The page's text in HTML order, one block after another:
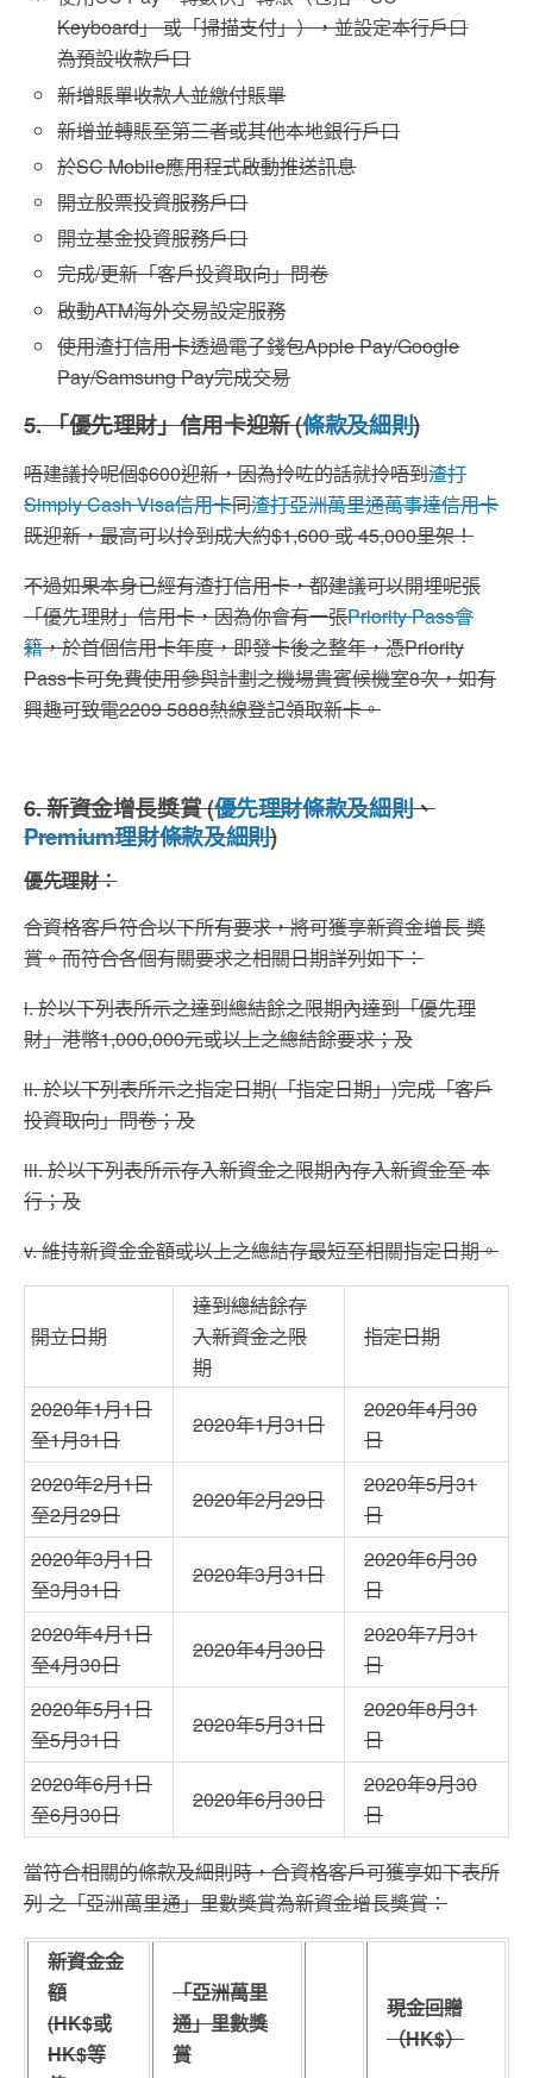
Keyboard」 或「掃描支付」），並設定本行戶口
為預設收款戶口
新增賬單收款人並繳付賬單
新增並轉賬至第三者或其他本地銀行戶口
於SC Mobile應用程式啟動推送訊息
開立股票投資服務戶口
開立基金投資服務戶口
完成/更新「客戶投資取向」問卷
啟動ATM海外交易設定服務
使用渣打信用卡透過電子錢包Apple Pay/Google
Pay/Samsung Pay完成交易
5. 「優先理財」信用卡迎新 (條款及細則)
唔建議拎呢個$600迎新，因為拎咗的話就拎唔到渣打
Simply Cash Visa信用卡同渣打亞洲萬里通萬事達信用卡
既迎新，最高可以拎到成大約$1,600 或 45,000里架！
不過如果本身已經有渣打信用卡，都建議可以開埋呢張
「優先理財」信用卡，因為你會有一張Priority Pass會
籍，於首個信用卡年度，即發卡後之整年，憑Priority
Pass卡可免費使用參與計劃之機場貴賓候機室8次，如有
興趣可致電2209 5888熱線登記領取新卡。
6. 新資金增長獎賞 (優先理財條款及細則、
Premium理財條款及細則)
優先理財：
合資格客戶符合以下所有要求，將可獲享新資金增長 獎
賞。而符合各個有關要求之相關日期詳列如下：
i. 於以下列表所示之達到總結餘之限期內達到「優先理
財」港幣1,000,000元或以上之總結餘要求；及
ii. 於以下列表所示之指定日期(「指定日期」)完成「客戶
投資取向」問卷；及
iii. 於以下列表所示存入新資金之限期內存入新資金至 本
行；及
v. 維持新資金金額或以上之總結存最短至相關指定日期。
開立日期
達到總結餘存
入新資金之限
期
指定日期
2020年1月1日
至1月31日
2020年1月31日
2020年4月30
日
2020年2月1日
至2月29日
2020年2月29日
2020年5月31
日
2020年3月1日
至3月31日
2020年3月31日
2020年6月30
日
2020年4月1日
至4月30日
2020年4月30日
2020年7月31
日
2020年5月1日
至5月31日
2020年5月31日
2020年8月31
日
2020年6月1日
至6月30日
2020年6月30日
2020年9月30
日
當符合相關的條款及細則時，合資格客戶可獲享如下表所
列 之「亞洲萬里通」里數獎賞為新資金增長獎賞：
新資金金
額
(HK$或
HK$等
「亞洲萬里
通」里數獎
賞
現金回贈
（HK$）